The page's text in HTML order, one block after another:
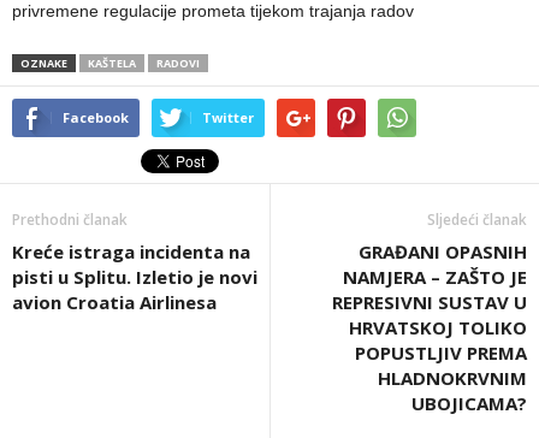
privremene regulacije prometa tijekom trajanja radov
OZNAKE KAŠTELA RADOVI
Facebook Twitter
Prethodni članak
Kreće istraga incidenta na
pisti u Splitu. Izletio je novi
avion Croatia Airlinesa
Sljedeći članak
GRAĐANI OPASNIH
NAMJERA – ZAŠTO JE
REPRESIVNI SUSTAV U
HRVATSKOJ TOLIKO
POPUSTLJIV PREMA
HLADNOKRVNIM
UBOJICAMA?